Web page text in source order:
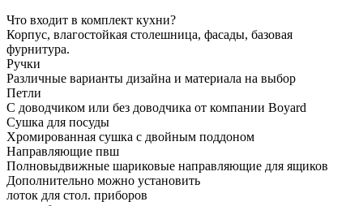
Что входит в комплект кухни?
Корпус, влагостойкая столешница, фасады, базовая
фурнитура.
Ручки
Различные варианты дизайна и материала на выбор
Петли
С доводчиком или без доводчика от компании Boyard
Сушка для посуды
Хромированная сушка с двойным поддоном
Направляющие пвш
Полновыдвижные шариковые направляющие для ящиков
Дополнительно можно установить
лоток для стол. приборов